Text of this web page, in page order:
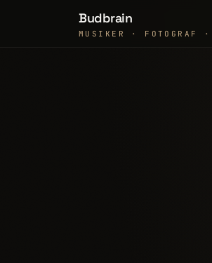
Budbrain
MUSIKER · FOTOGRAF ·